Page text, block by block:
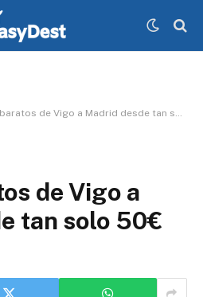
de Vigo a Madrid desde tan solo 50€
de Vigo a
tan solo 50€